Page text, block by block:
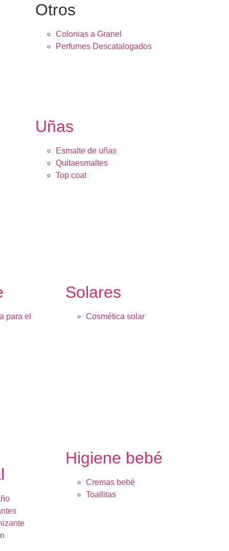
Otros
Colonias a Granel
Perfumes Descatalogados
Uñas
Esmalte de uñas
Quitaesmaltes
Top coat
para el
Solares
Cosmética solar
Higiene bebé
Cremas bebé
Toallitas